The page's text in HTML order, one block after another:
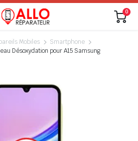
0
Mobiles
Smartphone
Désoxydation pour A15 Samsung